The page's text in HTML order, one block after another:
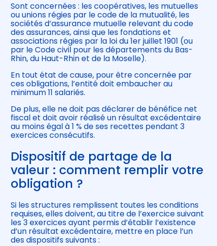
Sont concernées : les coopératives, les mutuelles
ou unions régies par le code de la mutualité, les
sociétés d’assurance mutuelle relevant du code
des assurances, ainsi que les fondations et
associations régies par la loi du 1er juillet 1901 (ou
par le Code civil pour les départements du Bas-
Rhin, du Haut-Rhin et de la Moselle).
En tout état de cause, pour être concernée par
ces obligations, l’entité doit embaucher au
minimum 11 salariés.
De plus, elle ne doit pas déclarer de bénéfice net
fiscal et doit avoir réalisé un résultat excédentaire
au moins égal à 1 % de ses recettes pendant 3
exercices consécutifs.
Dispositif de partage de la
valeur : comment remplir votre
obligation ?
Si les structures remplissent toutes les conditions
requises, elles doivent, au titre de l’exercice suivant
les 3 exercices ayant permis d’établir l’existence
d’un résultat excédentaire, mettre en place l’un
des dispositifs suivants :